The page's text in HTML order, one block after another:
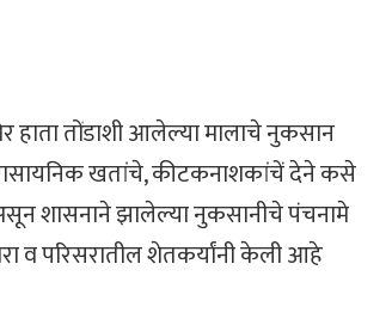
हाता तोंडाशी आलेल्या मालाचे नुकसान
खतांचे, कीटकनाशकांचें देने कसे
शासनाने झालेल्या नुकसानीचे पंचनामे
व परिसरातील शेतकर्यांनी केली आहे